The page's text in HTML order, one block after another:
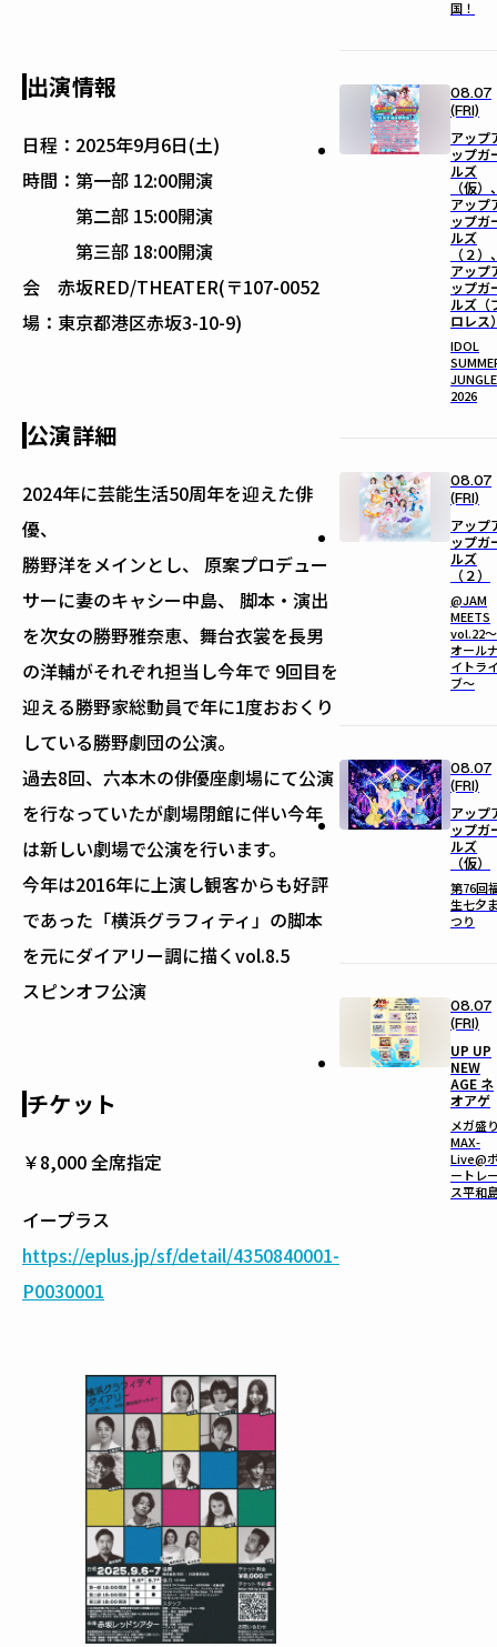
出演情報
日程： 2025年9月6日(土)
時間： 第一部 12:00開演
第二部 15:00開演
第三部 18:00開演
会
場：
赤坂RED/THEATER(〒107-0052
東京都港区赤坂3-10-9)
公演詳細
2024年に芸能生活50周年を迎えた俳
優、
勝野洋をメインとし、 原案プロデュー
サーに妻のキャシー中島、 脚本・演出
を次女の勝野雅奈恵、舞台衣裳を長男
の洋輔がそれぞれ担当し今年で 9回目を
迎える勝野家総動員で年に1度おおくり
している勝野劇団の公演。
過去8回、六本木の俳優座劇場にて公演
を行なっていたが劇場閉館に伴い今年
は新しい劇場で公演を行います。
今年は2016年に上演し観客からも好評
であった「横浜グラフィティ」の脚本
を元にダイアリー調に描くvol.8.5
スピンオフ公演
チケット
￥8,000 全席指定
イープラス
https://eplus.jp/sf/detail/4350840001-
P0030001
国！
08.07
(FRI)
アップ
ップガ
ルズ
（仮）
アップ
ップガ
ルズ
（２）
アップ
ップガ
ルズ（
ロレス
IDOL
JUNGLE
2026
08.07
(FRI)
アップ
ップガ
ルズ
（２）
@JAM
MEETS
vol.22〜
オール
イトラ
ブ〜
08.07
(FRI)
アップ
ップガ
ルズ
（仮）
第76回
生七夕
つり
08.07
(FRI)
UP UP
NEW
AGE ネ
オアゲ
メガ盛
MAX-
Live@
ートレ
ス平和